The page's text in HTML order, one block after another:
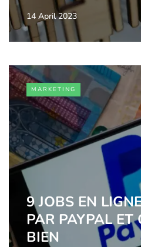
14 April 2023
MARKETING
9 JOBS EN
PAR PAYPAL ET
BIEN